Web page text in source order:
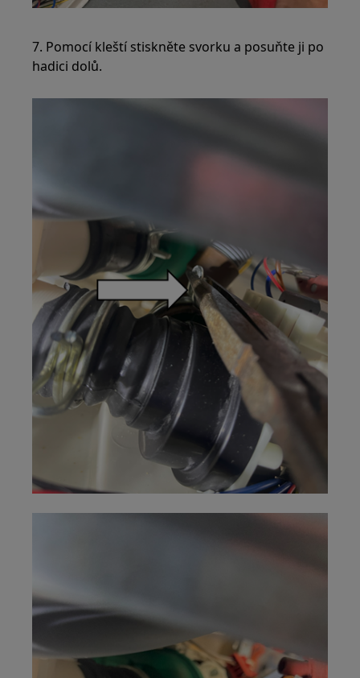
7. Pomocí kleští stiskněte svorku a posuňte ji po
hadici dolů.